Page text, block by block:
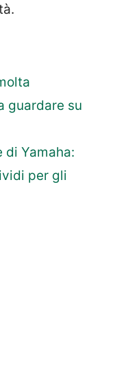
guardare su
Yamaha:
per gli